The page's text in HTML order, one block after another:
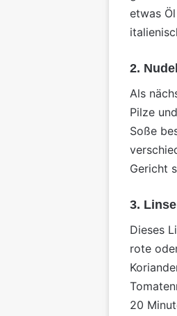
etwas
2.
Als
Pilze
Soße
Gericht
3.
Dieses
rote
20